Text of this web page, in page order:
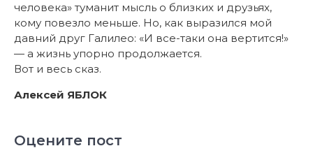
человека» туманит мысль о близких и друзьях,
кому повезло меньше. Но, как выразился мой
давний друг Галилео: «И все-таки она вертится!»
— а жизнь упорно продолжается.
Вот и весь сказ.
Алексей ЯБЛОК
Оцените пост